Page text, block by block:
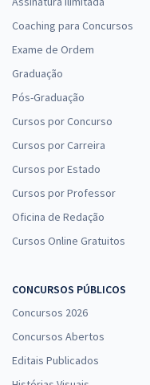
Coaching para Concursos
Exame de Ordem
Graduação
Pós-Graduação
Cursos por Concurso
Cursos por Carreira
Cursos por Estado
Cursos por Professor
Oficina de Redação
Cursos Online Gratuitos
CONCURSOS PÚBLICOS
Concursos 2026
Concursos Abertos
Editais Publicados